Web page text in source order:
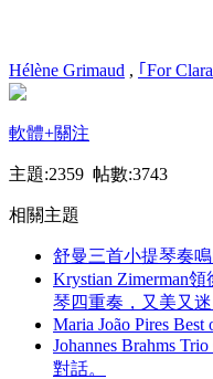
Hélène Grimaud , ｢For Clara
軟體+關注
主題:2359 帖數:3743
相關主題
舒曼三首小提琴奏
Krystian Zimerman
琴四重奏，又美又迷
Maria João Pires Best
Johannes Brahms
對話。